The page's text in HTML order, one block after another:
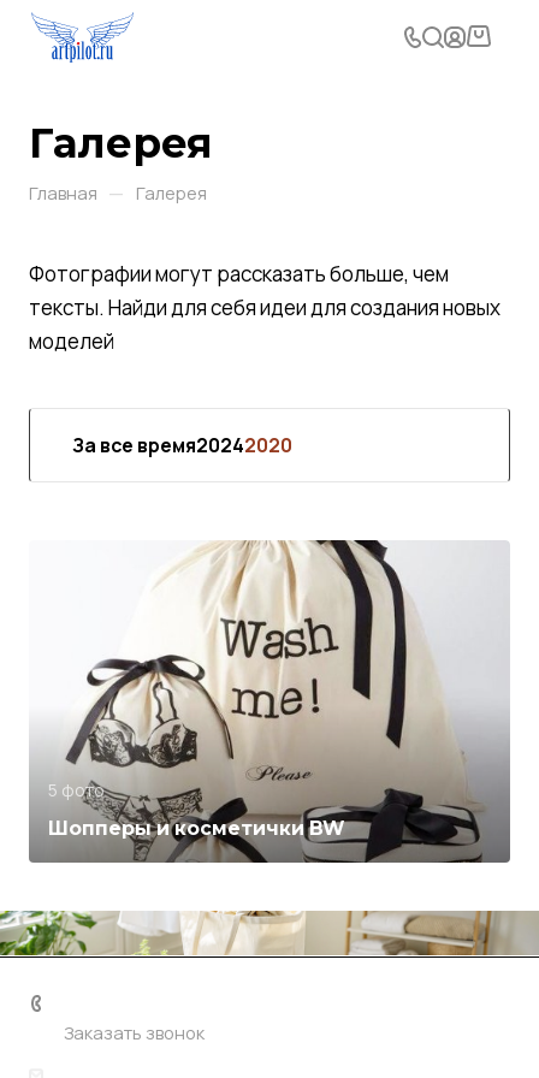
Галерея
Главная — Галерея
Фотографии могут рассказать больше, чем
тексты. Найди для себя идеи для создания новых
моделей
За все время20242020
5 фото
Шопперы и косметички BW
Заказать звонок